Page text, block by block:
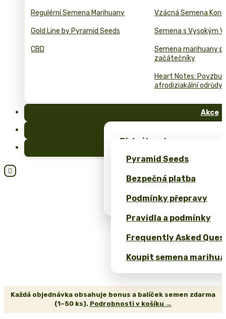
Regulérní Semena Marihuany
Gold Line by Pyramid Seeds
CBD
Vzácná Semena
Semena s Vysokým
Semena marihuany
začátečníky
Heart Notes:
afrodiziakální odrůdy
Akce
Získejte zdarma semena
(ROI)
Pyramid Seeds
Bezpečná platba
Podmínky přepravy
Pravidla a podmínky
Frequently Asked
Koupit semena

Každá objednávka obsahuje bonus a balíček semen zdarma
(1–50 ks). Podrobnosti v košíku →